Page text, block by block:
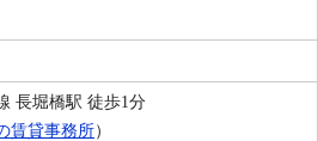
長堀橋駅 徒歩1分
賃貸事務所）